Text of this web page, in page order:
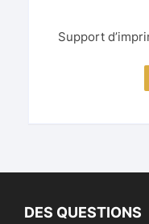
Support
DES QUESTIONS